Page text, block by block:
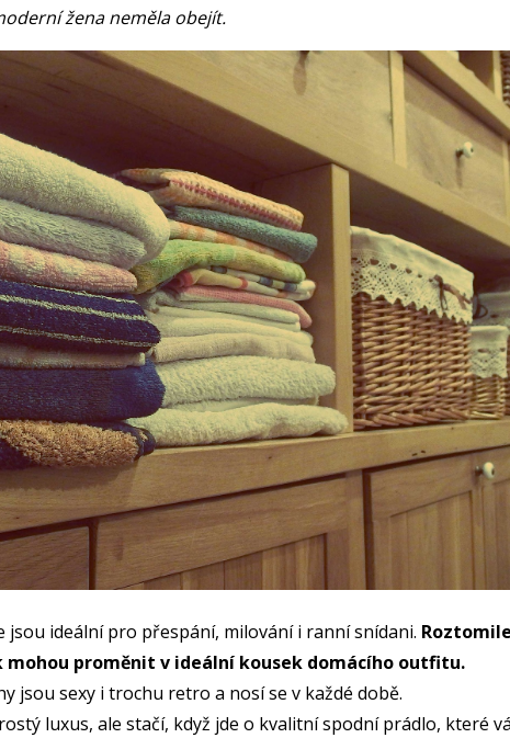
žena neměla obejít.
jsou ideální pro přespání, milování i ranní snídani.
proměnit v ideální kousek domácího outfitu.
jsou sexy i trochu retro a nosí se v každé době.
luxus, ale stačí, když jde o kvalitní spodní prádlo, které